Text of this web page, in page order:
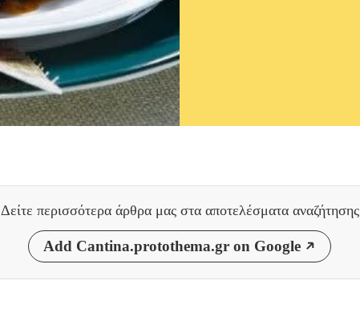
Δείτε περισσότερα άρθρα μας στα αποτελέσματα αναζήτησης
Add Cantina.protothema.gr on Google